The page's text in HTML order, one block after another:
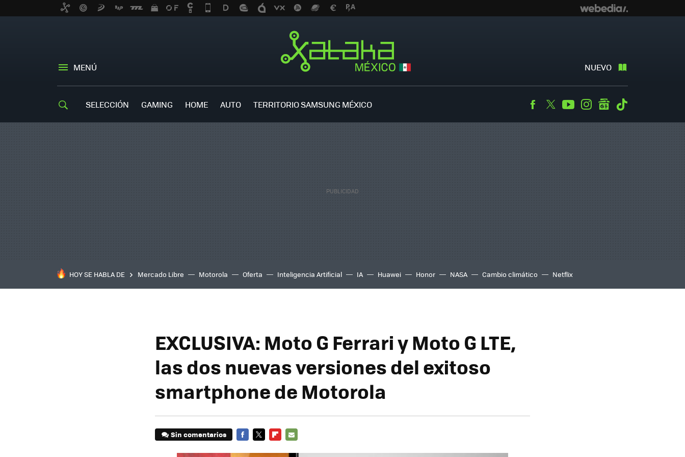
MENÚ NUEVO
SELECCIÓN GAMING HOME AUTO TERRITORIO SAMSUNG MÉXICO Facebook
TwitterYoutubeInstagramgooglenews
HOY SE HABLA DE Mercado Libre Motorola Oferta Inteligencia Artificial IA Huawei Honor NASA Cambio climático Netflix
EXCLUSIVA: Moto G Ferrari y Moto G LTE,
las dos nuevas versiones del exitoso
smartphone de Motorola
Sin comentarios